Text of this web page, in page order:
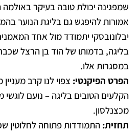
שמפגינה יכולת טובה בעיקר
אמורות להיפגש גם בליגת הנוער
יבלונובסקי יתמודד מול אחד
בליגה, בדמותו של הוד בן הרצל
במסגרות אלו.
הפרט הפיקנטי: צפוי לנו קרב
הקלעים הטובים בליגה – נועם לוגשי
מכצנלסון.
תחזית: התמודדות פתוחה לחלוטין